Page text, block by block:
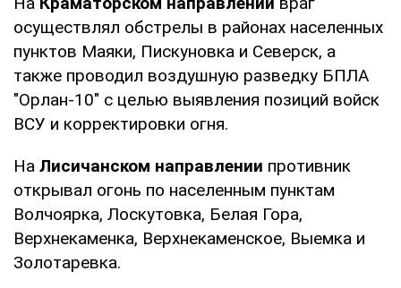
осуществлял обстрелы в районах населенных
пунктов Маяки, Пискуновка и Северск, а
также проводил воздушную разведку БПЛА
"Орлан-10" с целью выявления позиций войск
ВСУ и корректировки огня.
На Лисичанском направлении противник
открывал огонь по населенным пунктам
Волчоярка, Лоскутовка, Белая Гора,
Верхнекаменка, Верхнекаменское, Выемка и
Золотаревка.